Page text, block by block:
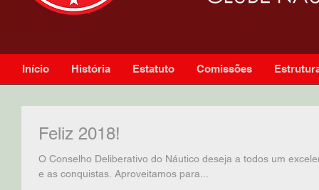
Início História Estatuto Comissões
Feliz 2018!
O Conselho Deliberativo do Náutico deseja a todos um
e as conquistas. Aproveitamos para...